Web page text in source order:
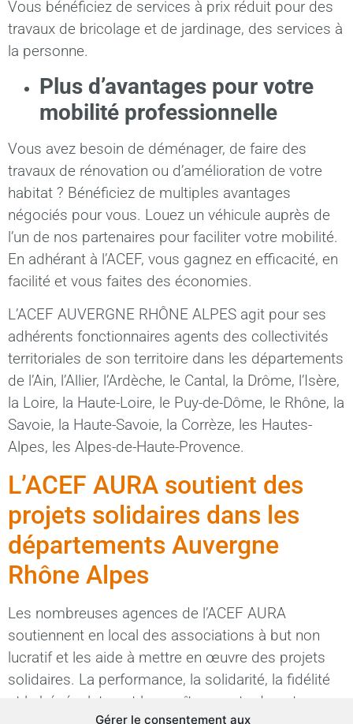
Gérer le consentement aux
Vous bénéficiez de services à prix réduit pour des
travaux de bricolage et de jardinage, des services à
la personne.
Plus d’avantages pour votre
mobilité professionnelle
Vous avez besoin de déménager, de faire des
travaux de rénovation ou d’amélioration de votre
habitat ? Bénéficiez de multiples avantages
négociés pour vous. Louez un véhicule auprès de
l’un de nos partenaires pour faciliter votre mobilité.
En adhérant à l’ACEF, vous gagnez en efficacité, en
facilité et vous faites des économies.
L’ACEF AUVERGNE RHÔNE ALPES agit pour ses
adhérents fonctionnaires agents des collectivités
territoriales de son territoire dans les départements
de l’Ain, l’Allier, l’Ardèche, le Cantal, la Drôme, l’Isère,
la Loire, la Haute-Loire, le Puy-de-Dôme, le Rhône, la
Savoie, la Haute-Savoie, la Corrèze, les Hautes-
Alpes, les Alpes-de-Haute-Provence.
L’ACEF AURA soutient des
projets solidaires dans les
départements Auvergne
Rhône Alpes
Les nombreuses agences de l’ACEF AURA
soutiennent en local des associations à but non
lucratif et les aide à mettre en œuvre des projets
solidaires. La performance, la solidarité, la fidélité
et le bénévolat sont les maîtres mots de notre